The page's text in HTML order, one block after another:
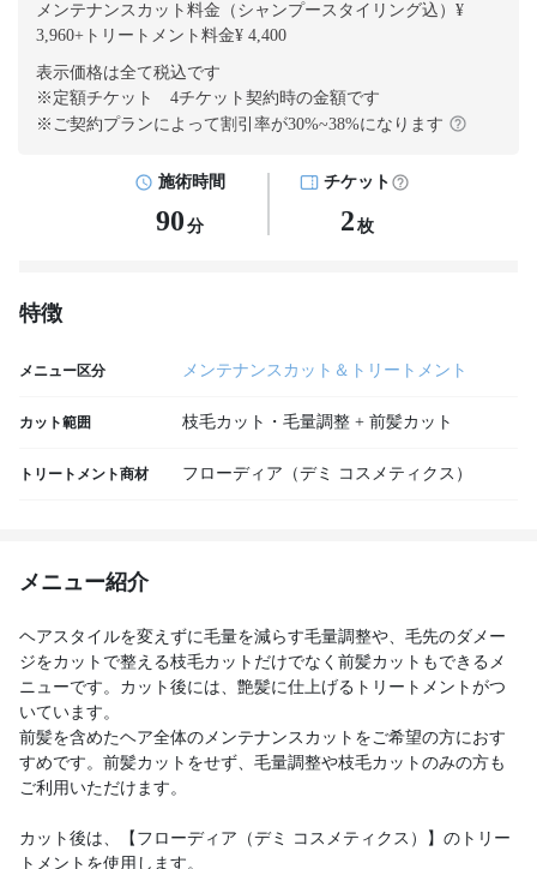
メンテナンスカット料金（シャンプースタイリング込）¥
3,960+ トリートメント料金¥ 4,400
表示価格は全て税込です
※定額チケット 4チケット契約時の金額です
※ご契約プランによって割引率が30%~38%になります
施術時間
90 分
チケット
2 枚
特徴
メニュー区分 メンテナンスカット＆トリートメント
カット範囲 枝毛カット・毛量調整 + 前髪カット
トリートメント商材 フローディア（デミ コスメティクス）
メニュー紹介
ヘアスタイルを変えずに毛量を減らす毛量調整や、毛先のダメー
ジをカットで整える枝毛カットだけでなく前髪カットもできるメ
ニューです。カット後には、艶髪に仕上げるトリートメントがつ
いています。
前髪を含めたヘア全体のメンテナンスカットをご希望の方におす
すめです。前髪カットをせず、毛量調整や枝毛カットのみの方も
ご利用いただけます。
カット後は、【フローディア（デミ コスメティクス）】のトリー
トメントを使用します。